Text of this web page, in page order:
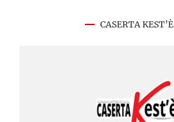
CASERTA KEST’È